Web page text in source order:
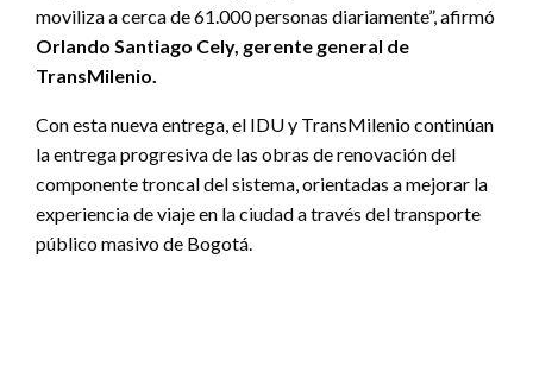
moviliza a cerca de 61.000 personas diariamente”, afirmó
Orlando Santiago Cely, gerente general de
TransMilenio.
Con esta nueva entrega, el IDU y TransMilenio continúan
la entrega progresiva de las obras de renovación del
componente troncal del sistema, orientadas a mejorar la
experiencia de viaje en la ciudad a través del transporte
público masivo de Bogotá.